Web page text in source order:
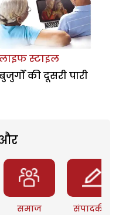
स्टाइल
की दूसरी पारी
समाज संपादकीय